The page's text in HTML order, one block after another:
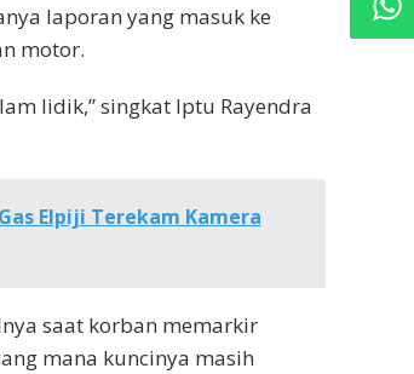
laporan yang masuk ke
motor.
lidik,” singkat Iptu Rayendra
Elpiji Terekam Kamera
saat korban memarkir
mana kuncinya masih